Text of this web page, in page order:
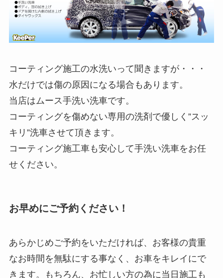
コーティング施工の水洗いって聞きますが・・・
水だけでは傷の原因になる場合もあります。
当店はムース手洗い洗車です。
コーティングを傷めない専用の洗剤で優しく”スッ
キリ”洗車させて頂きます。
コーティング施工車も安心して手洗い洗車をお任
せください。
お早めにご予約ください！
あらかじめご予約をいただければ、お客様の貴重
なお時間を無駄にする事なく、お車をキレイにで
きます。もちろん、お忙しい方の為に当日施工も